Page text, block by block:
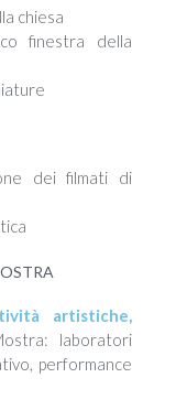
chiesa
finestra della
dei filmati di
artistiche,
laboratori
performance